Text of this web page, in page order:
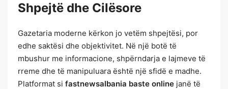
Shpejtë dhe Cilësore
Gazetaria moderne kërkon jo vetëm shpejtësi, por
edhe saktësi dhe objektivitet. Në një botë të
mbushur me informacione, shpërndarja e lajmeve të
rreme dhe të manipuluara është një sfidë e madhe.
Platformat si fastnewsalbania baste online janë të